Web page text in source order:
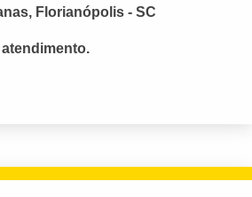
Florianópolis - SC